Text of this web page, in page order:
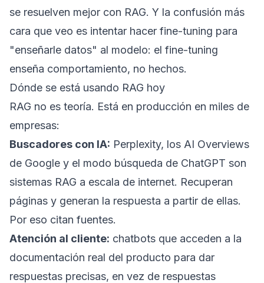
se resuelven mejor con RAG. Y la confusión más
cara que veo es intentar hacer fine-tuning para
"enseñarle datos" al modelo: el fine-tuning
enseña comportamiento, no hechos.
Dónde se está usando RAG hoy
RAG no es teoría. Está en producción en miles de
empresas:
Buscadores con IA: Perplexity, los AI Overviews
de Google y el modo búsqueda de ChatGPT son
sistemas RAG a escala de internet. Recuperan
páginas y generan la respuesta a partir de ellas.
Por eso citan fuentes.
Atención al cliente: chatbots que acceden a la
documentación real del producto para dar
respuestas precisas, en vez de respuestas